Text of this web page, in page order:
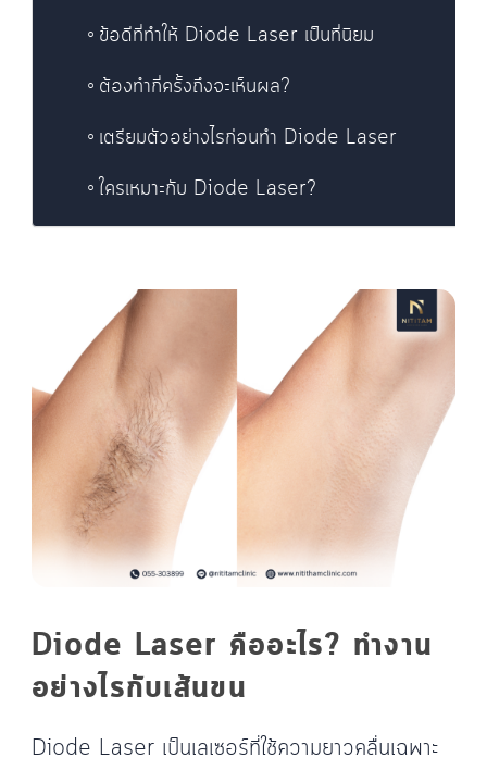
ข้อดีที่ทำให้ Diode Laser เป็นที่นิยม
ต้องทำกี่ครั้งถึงจะเห็นผล?
เตรียมตัวอย่างไรก่อนทำ Diode Laser
ใครเหมาะกับ Diode Laser?
Diode Laser คืออะไร? ทำงาน
อย่างไรกับเส้นขน
Diode Laser เป็นเลเซอร์ที่ใช้ความยาวคลื่นเฉพาะ